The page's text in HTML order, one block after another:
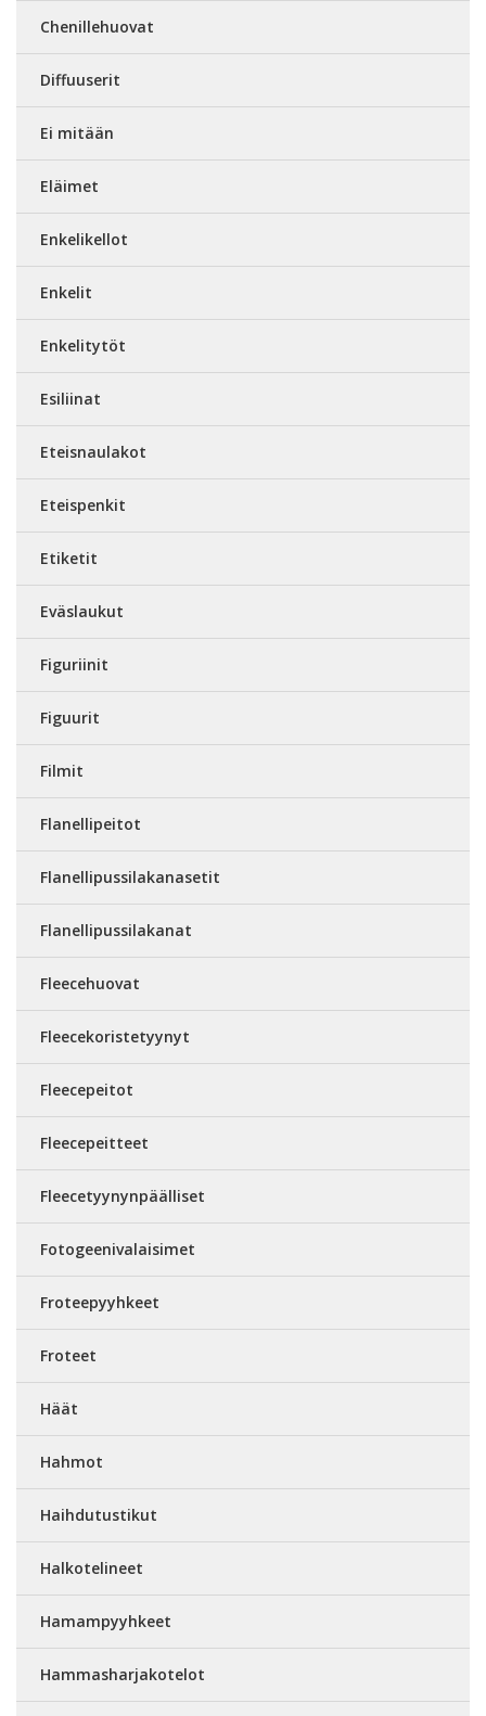
Chenillehuovat
Diffuuserit
Ei mitään
Eläimet
Enkelikellot
Enkelit
Enkelitytöt
Esiliinat
Eteisnaulakot
Eteispenkit
Etiketit
Eväslaukut
Figuriinit
Figuurit
Filmit
Flanellipeitot
Flanellipussilakanasetit
Flanellipussilakanat
Fleecehuovat
Fleecekoristetyynyt
Fleecepeitot
Fleecepeitteet
Fleecetyynynpäälliset
Fotogeenivalaisimet
Froteepyyhkeet
Froteet
Häät
Hahmot
Haihdutustikut
Halkotelineet
Hamampyyhkeet
Hammasharjakotelot